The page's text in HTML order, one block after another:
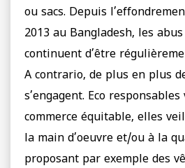
ou sacs. Depuis
2013 au Bangladesh, les
continuent d’être
A contrario, de plus en plus
s’engagent. Eco
commerce équitable, elles
la main d’oeuvre et/ou à la
proposant par exemple des